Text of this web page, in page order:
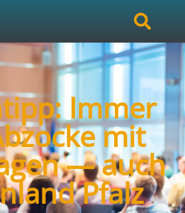
Immer
mit
— auch
Pfalz